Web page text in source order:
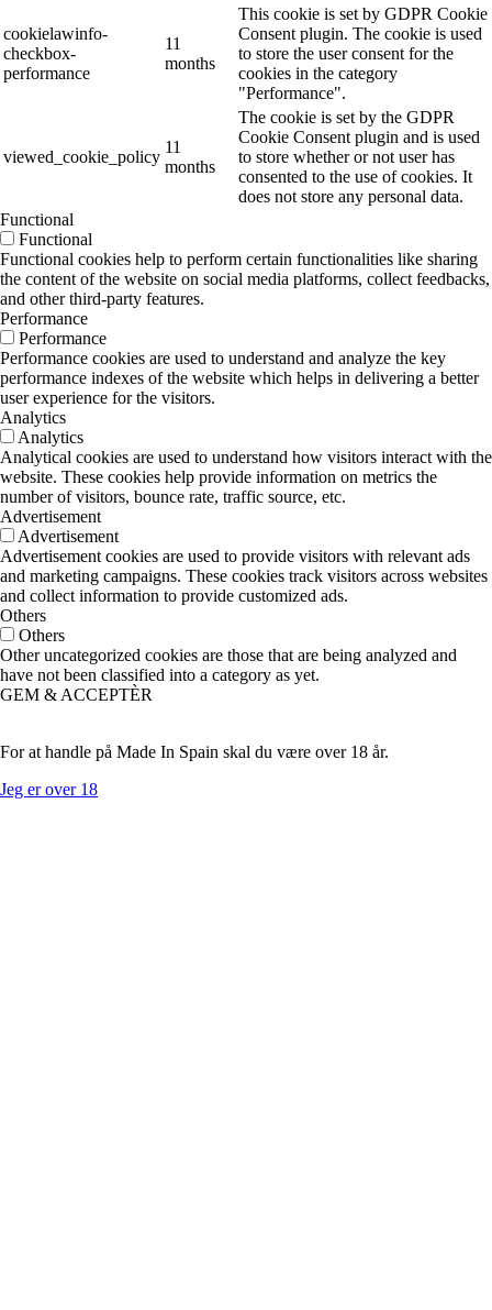
cookielawinfo-
checkbox-
performance
11
months
This cookie is set by GDPR Cookie
Consent plugin. The cookie is used
to store the user consent for the
cookies in the category
"Performance".
viewed_cookie_policy
11
months
The cookie is set by the GDPR
Cookie Consent plugin and is used
to store whether or not user has
consented to the use of cookies. It
does not store any personal data.
Functional
Functional
Functional cookies help to perform certain functionalities like sharing
the content of the website on social media platforms, collect feedbacks,
and other third-party features.
Performance
Performance
Performance cookies are used to understand and analyze the key
performance indexes of the website which helps in delivering a better
user experience for the visitors.
Analytics
Analytics
Analytical cookies are used to understand how visitors interact with the
website. These cookies help provide information on metrics the
number of visitors, bounce rate, traffic source, etc.
Advertisement
Advertisement
Advertisement cookies are used to provide visitors with relevant ads
and marketing campaigns. These cookies track visitors across websites
and collect information to provide customized ads.
Others
Others
Other uncategorized cookies are those that are being analyzed and
have not been classified into a category as yet.
GEM & ACCEPTÈR
For at handle på Made In Spain skal du være over 18 år.
Jeg er over 18